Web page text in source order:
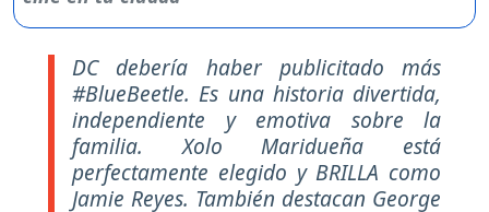
DC debería haber publicitado más
#BlueBeetle. Es una historia divertida,
independiente y emotiva sobre la
familia. Xolo Maridueña está
perfectamente elegido y BRILLA como
Jamie Reyes. También destacan George